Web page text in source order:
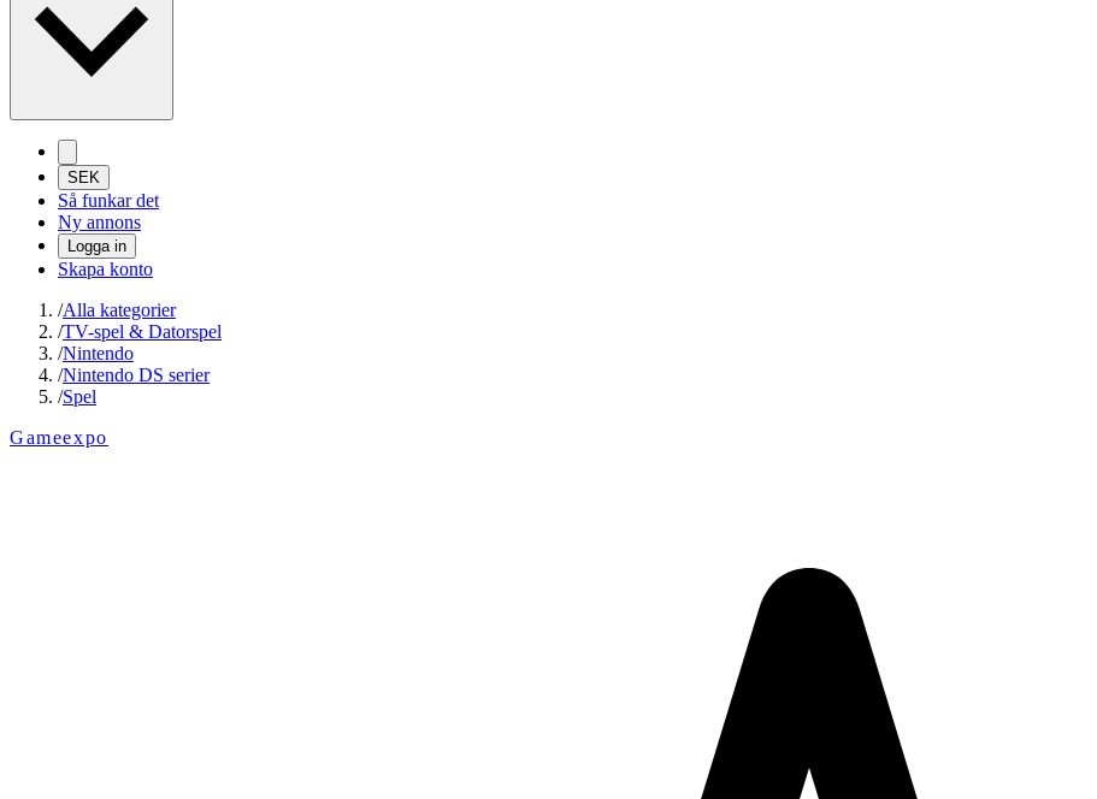
SEK
Så funkar det
Ny annons
Logga in
Skapa konto
/Alla kategorier
/TV-spel & Datorspel
/Nintendo
/Nintendo DS serier
/Spel
Gameexpo